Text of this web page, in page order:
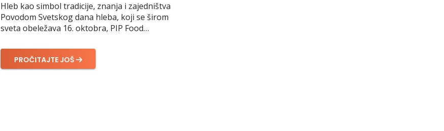
Hleb kao simbol tradicije, znanja i zajedništva
Povodom Svetskog dana hleba, koji se širom
sveta obeležava 16. oktobra, PIP Food…
PROČITAJTE JOŠ